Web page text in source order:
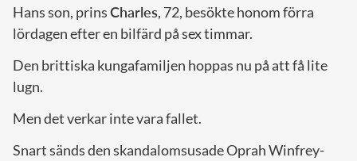
Hans son, prinsCharles, 72, besökte honom förra
lördagen efter en bilfärd på sex timmar.
Den brittiska kungafamiljen hoppas nu på att få lite
lugn.
Men det verkar inte vara fallet.
Snart sänds den skandalomsusade Oprah Winfrey-